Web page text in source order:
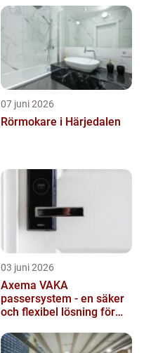
07 juni 2026
Rörmokare i Härjedalen
03 juni 2026
Axema VAKA
passersystem - en säker
och flexibel lösning för